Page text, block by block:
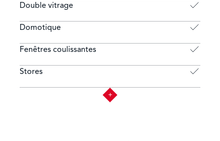
Double vitrage
Domotique
Fenêtres coulissantes
Stores